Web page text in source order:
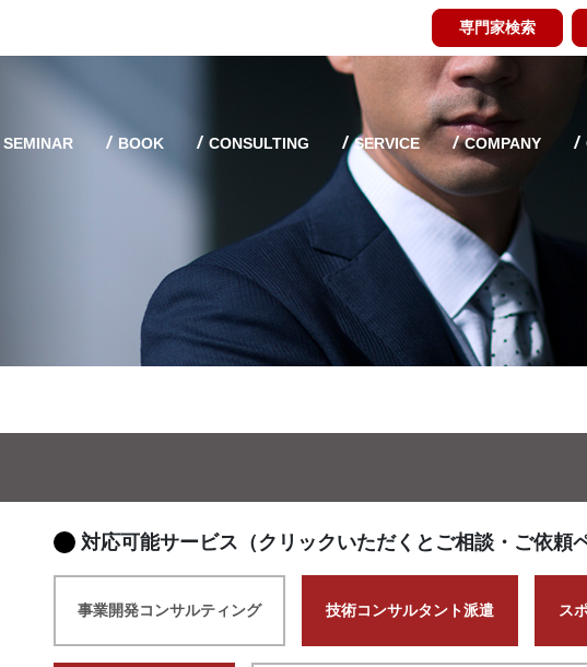
専門家検索
SEMINAR BOOK CONSULTING SERVICE COMPANY
対応可能サービス（クリックいただくとご相談・ご依頼
事業開発コンサルティング 技術コンサルタント派遣 ス